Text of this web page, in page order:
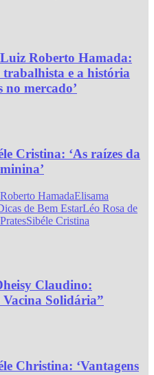
Roberto Hamada:
trabalhista e a história
no mercado’
Cristina: ‘As raízes da
HamadaElisama
de Bem EstarLéo Rosa de
Sibéle Cristina
Claudino:
Solidária”
Christina: ‘Vantagens